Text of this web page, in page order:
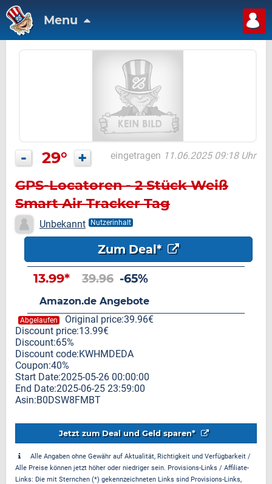
Menu
- 29° + eingetragen 11.06.2025 09:18 Uhr
GPS-Locatoren - 2 Stück Weiß
Smart Air Tracker Tag
Unbekannt Nutzerinhalt
Zum Deal*
13.99* 39.96 -65%
Amazon.de Angebote
Abgelaufen
Original price:39.96€
Discount price:13.99€
Discount:65%
Discount code:KWHMDEDA
Coupon:40%
Start Date:2025-05-26 00:00:00
End Date:2025-06-25 23:59:00
Asin:B0DSW8FMBT
Jetzt zum Deal und Geld sparen*
Alle Angaben ohne Gewähr auf Aktualität, Richtigkeit und Verfügbarkeit /
Alle Preise können jetzt höher oder niedriger sein. Provisions-Links / Affiliate-
Links: Die mit Sternchen (*) gekennzeichneten Links sind Provisions-Links,